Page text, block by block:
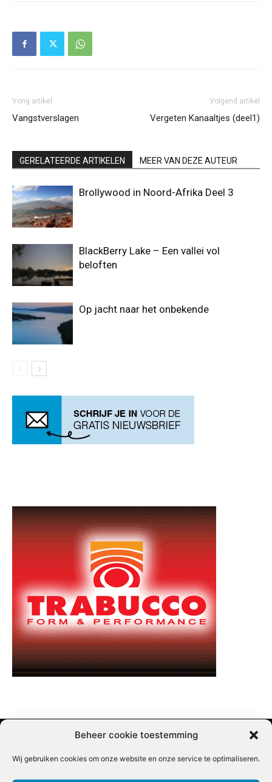
Beheer cookie toestemming
Wij gebruiken cookies om onze website en onze service te optimaliseren.
Vorig artikel
Vangstverslagen
Volgend artikel
Vergeten Kanaaltjes (deel1)
GERELATEERDE ARTIKELEN MEER VAN DEZE AUTEUR
Brollywood in Noord-Afrika Deel 3
BlackBerry Lake – Een vallei vol
beloften
Op jacht naar het onbekende